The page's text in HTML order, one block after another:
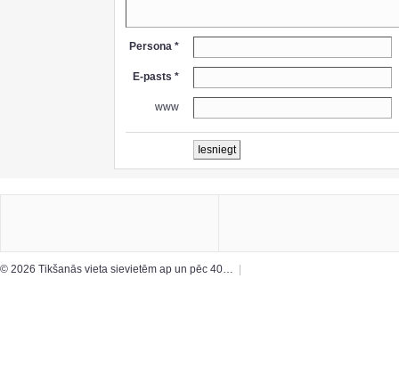
Persona *
E-pasts *
www
© 2026 Tikšanās vieta sievietēm ap un pēc 40… |